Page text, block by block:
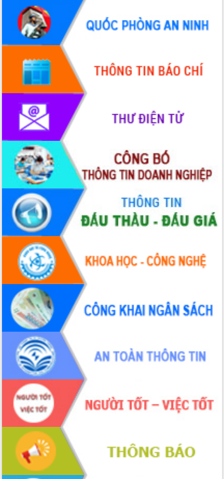
Khơi thông điểm nghẽn, đẩy nhanh
giải ngân vốn khắc phục thiên tai
HĐND tỉnh thông qua điều chỉnh Quy
hoạch tỉnh thời kỳ 2021-2030
Hội thảo góp ý hồ sơ điều chỉnh quy
hoạch tỉnh Đắk Lắk thời kỳ 2021-2030,
Nâng cao hiệu quả hoạt động của các
doanh nghiệp nhà nước
Hội nghị triển khai kết nối mạng
truyền số liệu chuyên dùng phục vụ cơ
quan Đảng, Nhà nước
Lễ phát động chuỗi hoạt động chung
tay làm sạch môi trường
Xã Ea Kar bước chuyển mình trong
công tác cải cách hành chính mô hình
mới
UBND tỉnh họp báo định kỳ tháng 4
năm 2026
Hội thảo khoa học “Giải pháp thúc đẩy
phát triển nền kinh tế xanh tại tỉnh
Đắk Lắk”
Tăng cường giám sát, đôn đốc thực
hiện nhiệm vụ quản lý tài sản công
hàng tuần
Tháo gỡ những vướng mắc, đẩy mạnh
công tác cải cách thủ tục hành chính
tại Trung tâm Phục vụ hành chính
công tỉnh
Đắk Lắk: Tôn vinh 46 giải pháp tại Hội
thi Sáng tạo Kỹ thuật 2024 - 2025
Đắk Lắk rà soát, điều chỉnh Đề án 190
về phát triển nuôi trồng thủy sản
Phó Chủ tịch UBND tỉnh Đắk Lắk
Trương Công Thái kiểm tra thực địa
Dự án cao tốc Khánh Hòa - Buôn Ma
Thuột
Định vị cà phê Việt Nam như một “di
sản sống” trong dòng chảy toàn cầu
Xây dựng nông thôn mới: Nâng cao đời
sống người dân từ những mô hình thiết